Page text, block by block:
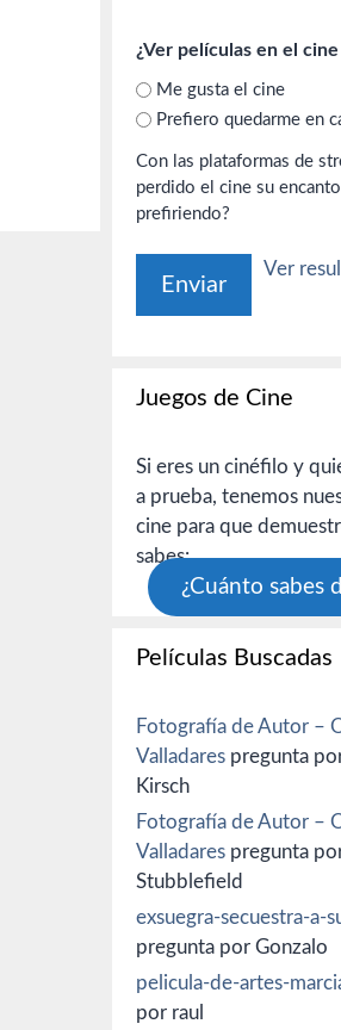
¿Ver películas en el cine
Me gusta el cine
Prefiero quedarme en
Con las plataformas de
perdido el cine su encanto o lo sigues
prefiriendo?
Ver
Juegos de Cine
Si eres un cinéfilo y
a prueba, tenemos
cine para que
sabes:
¿Cuánto sabes
Películas Buscadas
Fotografía de Autor –
Valladares pregunta
Kirsch
Fotografía de Autor –
Valladares pregunta
Stubblefield
exsuegra-secuestra-a-
pregunta por Gonzalo
pelicula-de-artes-
por raul